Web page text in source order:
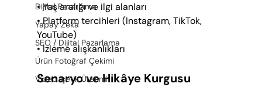
Dijital Pazarlama
Yapay Zeka
SEO / Dijital Pazarlama
Ürün Fotoğraf Çekimi
Video İçerik Üretimi
• Yaş aralığı ve ilgi alanları
• Platform tercihleri (Instagram, TikTok,
YouTube)
• İzleme alışkanlıkları
Senaryo ve Hikâye Kurgusu